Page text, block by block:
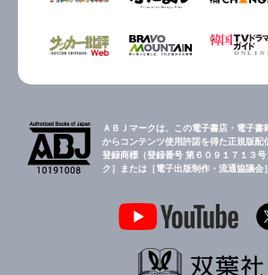
ＡＢＪマークは、この電子書店・電子
からコンテンツ使用許諾を得た正規版配
登録商標（登録番号 第６０９１７１３
ク］または［電子出版制作・流通協議会